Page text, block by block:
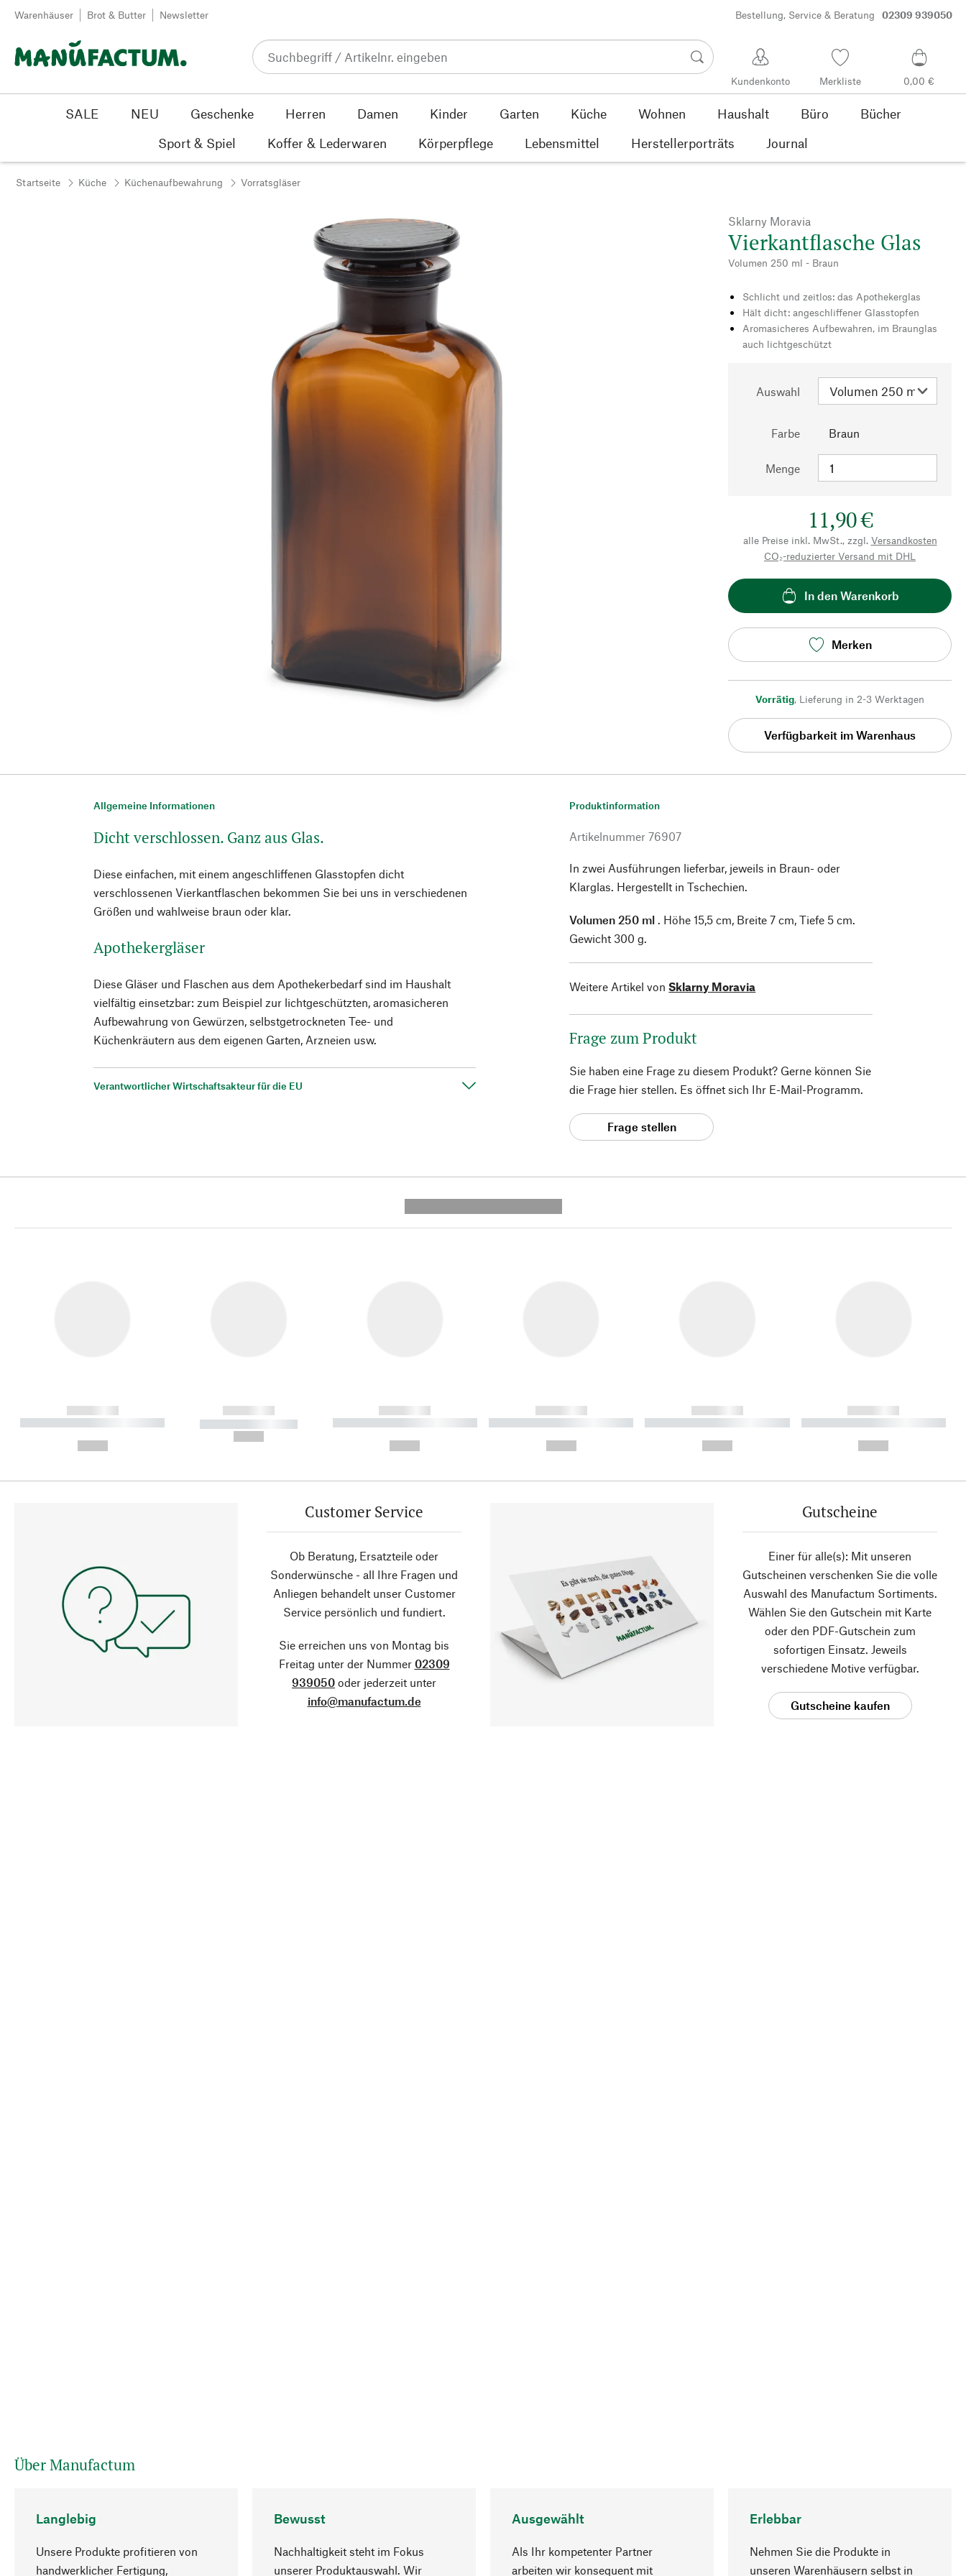
Zum Inhalt springen
Warenhäuser Brot & Butter Newsletter Bestellung, Service & Beratung 02309 939050
Kundenkonto Merkliste 0,00 €
SALE NEU Geschenke Herren Damen Kinder Garten Küche Wohnen Haushalt Büro
Bücher
Sport & Spiel
Koffer & Lederwaren Körperpflege Lebensmittel Herstellerporträts Journal
Startseite Küche Küchenaufbewahrung Vorratsgläser
Sklarny Moravia
Vierkantflasche Glas
Volumen 250 ml - Braun
Schlicht und zeitlos: das Apothekerglas
Hält dicht: angeschliffener Glasstopfen
Aromasicheres Aufbewahren, im Braunglas
auch lichtgeschützt
Auswahl
Farbe Braun
Menge
11,90 €
alle Preise inkl. MwSt., zzgl. Versandkosten
CO₂-reduzierter Versand mit DHL
In den Warenkorb
Merken
Vorrätig, Lieferung in 2-3 Werktagen
Verfügbarkeit im Warenhaus
Allgemeine Informationen
Dicht verschlossen. Ganz aus Glas.
Diese einfachen, mit einem angeschliffenen Glasstopfen dicht
verschlossenen Vierkantflaschen bekommen Sie bei uns in verschiedenen
Größen und wahlweise braun oder klar.
Apothekergläser
Diese Gläser und Flaschen aus dem Apothekerbedarf sind im Haushalt
vielfältig einsetzbar: zum Beispiel zur lichtgeschützten, aromasicheren
Aufbewahrung von Gewürzen, selbstgetrockneten Tee- und
Küchenkräutern aus dem eigenen Garten, Arzneien usw.
Verantwortlicher Wirtschaftsakteur für die EU
Produktinformation
Artikelnummer 76907
In zwei Ausführungen lieferbar, jeweils in Braun- oder
Klarglas. Hergestellt in Tschechien.
Volumen 250 ml . Höhe 15,5 cm, Breite 7 cm, Tiefe 5 cm.
Gewicht 300 g.
Weitere Artikel von Sklarny Moravia
Frage zum Produkt
Sie haben eine Frage zu diesem Produkt? Gerne können Sie
die Frage hier stellen. Es öffnet sich Ihr E-Mail-Programm.
Frage stellen
------------
----------- ----------- ----------
------------
----------- -----------
------------
----------- ----------- ----------
------------
----------- ----------- ----------
------------
----------- ----------- ----------
------------
----------- ----------- ----------
Customer Service
Ob Beratung, Ersatzteile oder
Sonderwünsche - all Ihre Fragen und
Anliegen behandelt unser Customer
Service persönlich und fundiert.
Sie erreichen uns von Montag bis
Freitag unter der Nummer 02309
939050 oder jederzeit unter
info@manufactum.de
Gutscheine
Einer für alle(s): Mit unseren
Gutscheinen verschenken Sie die volle
Auswahl des Manufactum Sortiments.
Wählen Sie den Gutschein mit Karte
oder den PDF-Gutschein zum
sofortigen Einsatz. Jeweils
verschiedene Motive verfügbar.
Gutscheine kaufen
Über Manufactum
Langlebig
Unsere Produkte profitieren von
handwerklicher Fertigung,
Bewusst
Nachhaltigkeit steht im Fokus
unserer Produktauswahl. Wir
Ausgewählt
Als Ihr kompetenter Partner
arbeiten wir konsequent mit
Erlebbar
Nehmen Sie die Produkte in
unseren Warenhäusern selbst in